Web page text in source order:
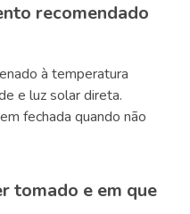
recomendado
à temperatura
e luz solar direta.
fechada quando não
tomado e em que